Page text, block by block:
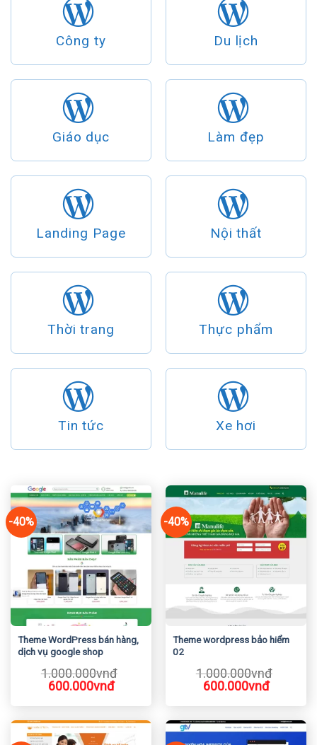
Công ty Du lịch
Giáo dục Làm đẹp
Landing Page Nội thất
Thời trang Thực phẩm
Tin tức Xe hơi
-40%
Theme WordPress bán hàng,
dịch vụ google shop
1.000.000vnđ
Giá
là:
1.000.000vnđ.
600.000vnđGiá
tại
là:
600.000vnđ.
-40%
Theme wordpress bảo hiểm
02
1.000.000vnđ
Giá
là:
1.000.000vnđ.
600.000vnđGiá
tại
là: